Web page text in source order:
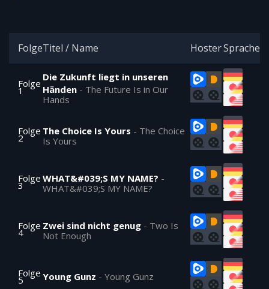
FolgeTitel / Name HosterSprache
Folge
1
Die Zukunft liegt in unseren
Händen - The Future Is in Our
Hands
Folge
2
The Choice Is Yours - The Choice
Is Yours
Folge
3
WHAT&#039;S MY NAME? -
WHAT&#039;S MY NAME?
Folge
4
Zwei sind nicht genug - Two Is
Not Enough
Folge
5 Young Gunz - Young Gunz